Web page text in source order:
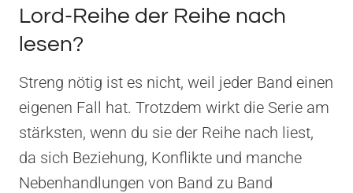
Lord-Reihe der Reihe nach
lesen?
Streng nötig ist es nicht, weil jeder Band einen
eigenen Fall hat. Trotzdem wirkt die Serie am
stärksten, wenn du sie der Reihe nach liest,
da sich Beziehung, Konflikte und manche
Nebenhandlungen von Band zu Band